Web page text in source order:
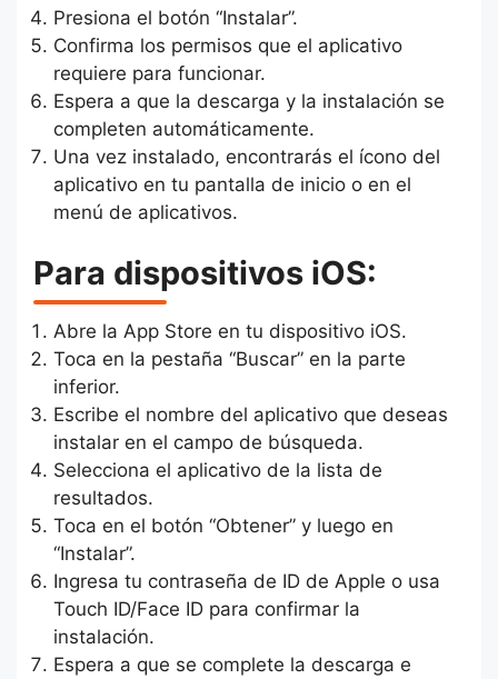
Presiona el botón “Instalar”.
Confirma los permisos que el aplicativo
requiere para funcionar.
Espera a que la descarga y la instalación se
completen automáticamente.
Una vez instalado, encontrarás el ícono del
aplicativo en tu pantalla de inicio o en el
menú de aplicativos.
Para dispositivos iOS:
Abre la App Store en tu dispositivo iOS.
Toca en la pestaña “Buscar” en la parte
inferior.
Escribe el nombre del aplicativo que deseas
instalar en el campo de búsqueda.
Selecciona el aplicativo de la lista de
resultados.
Toca en el botón “Obtener” y luego en
“Instalar”.
Ingresa tu contraseña de ID de Apple o usa
Touch ID/Face ID para confirmar la
instalación.
Espera a que se complete la descarga e